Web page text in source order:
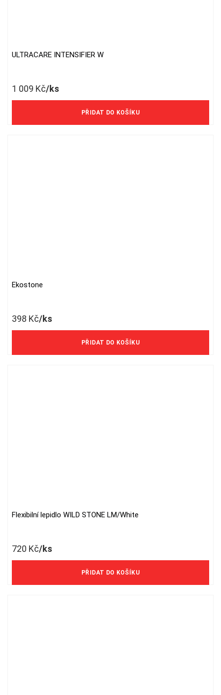
ULTRACARE INTENSIFIER W
1 009 Kč/ks
834 Kč/ks bez DPH
PŘIDAT DO KOŠÍKU
Ekostone
398 Kč/ks
329 Kč/ks bez DPH
PŘIDAT DO KOŠÍKU
Flexibilní lepidlo WILD STONE LM/White
720 Kč/ks
595 Kč/ks bez DPH
PŘIDAT DO KOŠÍKU